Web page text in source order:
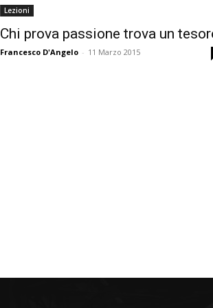
Lezioni
Chi prova passione trova un
Francesco D'Angelo - 11 Marzo 2015